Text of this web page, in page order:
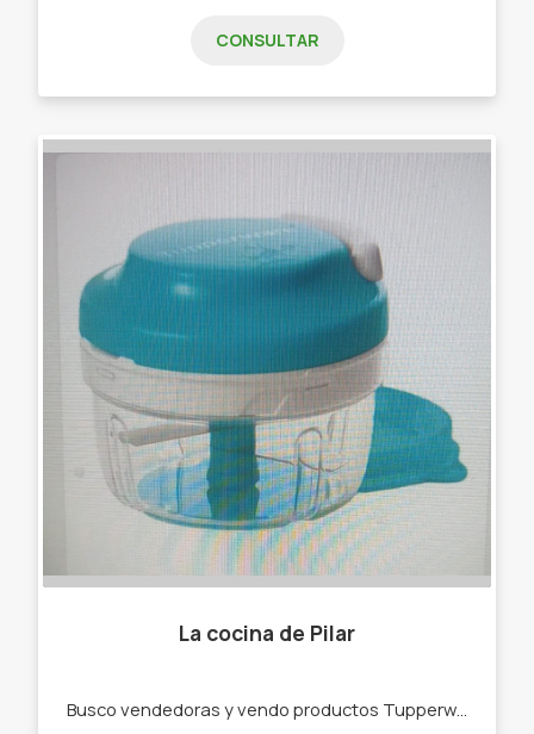
CONSULTAR
La cocina de Pilar